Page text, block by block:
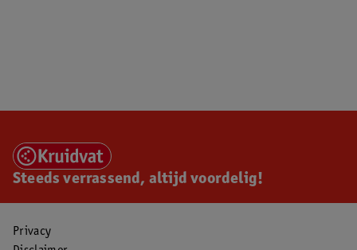
Steeds verrassend, altijd voordelig!
Privacy